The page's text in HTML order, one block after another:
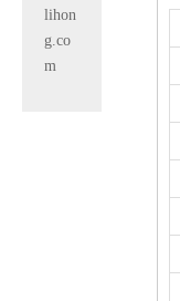
lihon
g.co
m